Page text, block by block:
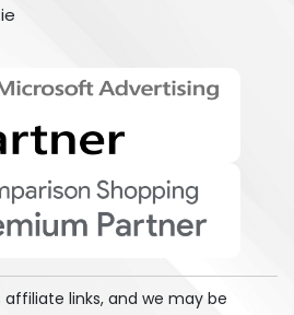
affiliate links, and we may be